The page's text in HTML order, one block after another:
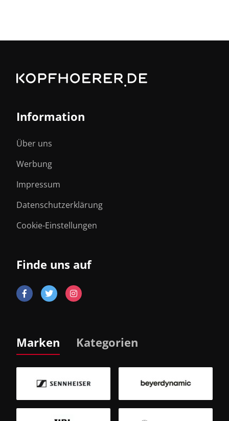
Information
Über uns
Werbung
Impressum
Datenschutzerklärung
Cookie-Einstellungen
Finde uns auf
Marken Kategorien